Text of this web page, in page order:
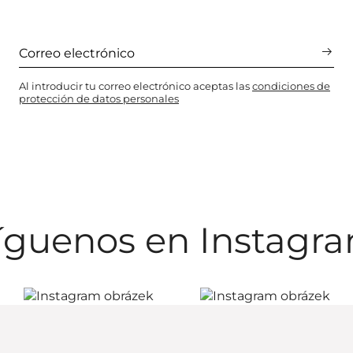
Al introducir tu correo electrónico aceptas lascondiciones de
protección de datos personales
en